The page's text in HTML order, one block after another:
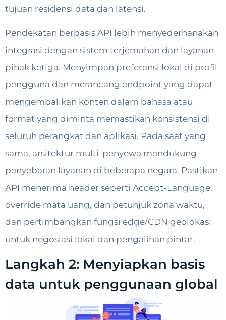
tujuan residensi data dan latensi.
Pendekatan berbasis API lebih menyederhanakan
integrasi dengan sistem terjemahan dan layanan
pihak ketiga. Menyimpan preferensi lokal di profil
pengguna dan merancang endpoint yang dapat
mengembalikan konten dalam bahasa atau
format yang diminta memastikan konsistensi di
seluruh perangkat dan aplikasi. Pada saat yang
sama, arsitektur multi-penyewa mendukung
penyebaran layanan di beberapa negara. Pastikan
API menerima header seperti Accept-Language,
override mata uang, dan petunjuk zona waktu,
dan pertimbangkan fungsi edge/CDN geolokasi
untuk negosiasi lokal dan pengalihan pintar.
Langkah 2: Menyiapkan basis
data untuk penggunaan global